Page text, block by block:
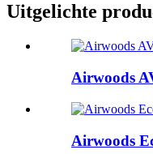
Uitgelichte
Airwoods
Airwoods